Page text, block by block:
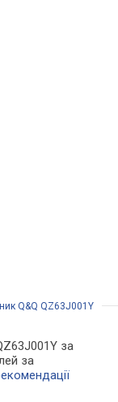
Q&Q QZ63J001Y
за
за